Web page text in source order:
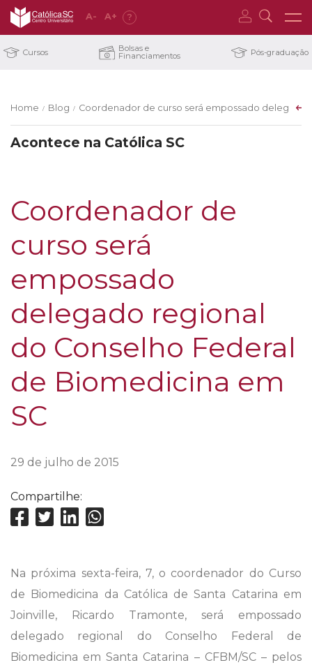
A- A+ ?
Cursos Bolsas e
Financiamentos Pós-graduação
Home / Blog / Coordenador de curso será empossado
Acontece na Católica SC
Coordenador de
curso será
empossado
delegado regional
do Conselho Federal
de Biomedicina em
SC
29 de julho de 2015
Compartilhe:
Na próxima sexta-feira, 7, o coordenador do Curso
de Biomedicina da Católica de Santa Catarina em
Joinville, Ricardo Tramonte, será empossado
delegado regional do Conselho Federal de
Biomedicina em Santa Catarina – CFBM/SC – pelos